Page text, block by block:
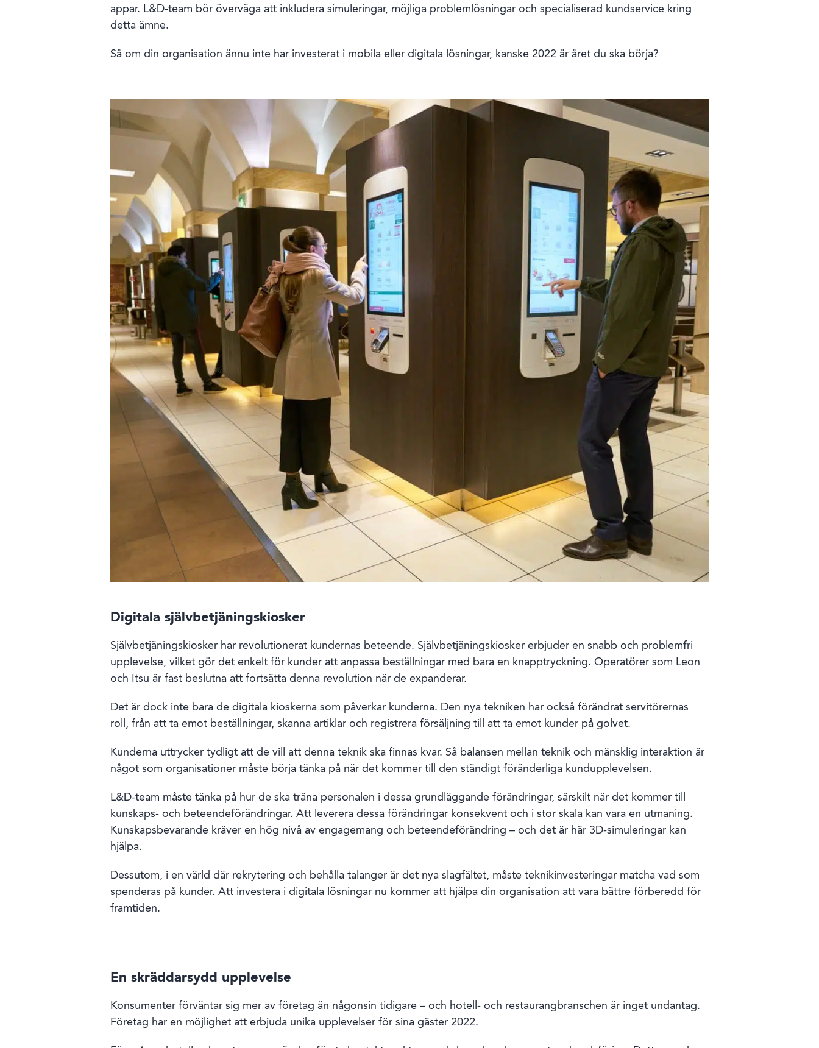
appar. L&D-team bör överväga att inkludera simuleringar, möjliga problemlösningar och specialiserad kundservice kring
detta ämne.
Så om din organisation ännu inte har investerat i mobila eller digitala lösningar, kanske 2022 är året du ska börja?
Digitala självbetjäningskiosker
Självbetjäningskiosker har revolutionerat kundernas beteende. Självbetjäningskiosker erbjuder en snabb och problemfri
upplevelse, vilket gör det enkelt för kunder att anpassa beställningar med bara en knapptryckning. Operatörer som Leon
och Itsu är fast beslutna att fortsätta denna revolution när de expanderar.
Det är dock inte bara de digitala kioskerna som påverkar kunderna. Den nya tekniken har också förändrat servitörernas
roll, från att ta emot beställningar, skanna artiklar och registrera försäljning till att ta emot kunder på golvet.
Kunderna uttrycker tydligt att de vill att denna teknik ska finnas kvar. Så balansen mellan teknik och mänsklig interaktion är
något som organisationer måste börja tänka på när det kommer till den ständigt föränderliga kundupplevelsen.
L&D-team måste tänka på hur de ska träna personalen i dessa grundläggande förändringar, särskilt när det kommer till
kunskaps- och beteendeförändringar. Att leverera dessa förändringar konsekvent och i stor skala kan vara en utmaning.
Kunskapsbevarande kräver en hög nivå av engagemang och beteendeförändring – och det är här 3D-simuleringar kan
hjälpa.
Dessutom, i en värld där rekrytering och behålla talanger är det nya slagfältet, måste teknikinvesteringar matcha vad som
spenderas på kunder. Att investera i digitala lösningar nu kommer att hjälpa din organisation att vara bättre förberedd för
framtiden.
En skräddarsydd upplevelse
Konsumenter förväntar sig mer av företag än någonsin tidigare – och hotell- och restaurangbranschen är inget undantag.
Företag har en möjlighet att erbjuda unika upplevelser för sina gäster 2022.